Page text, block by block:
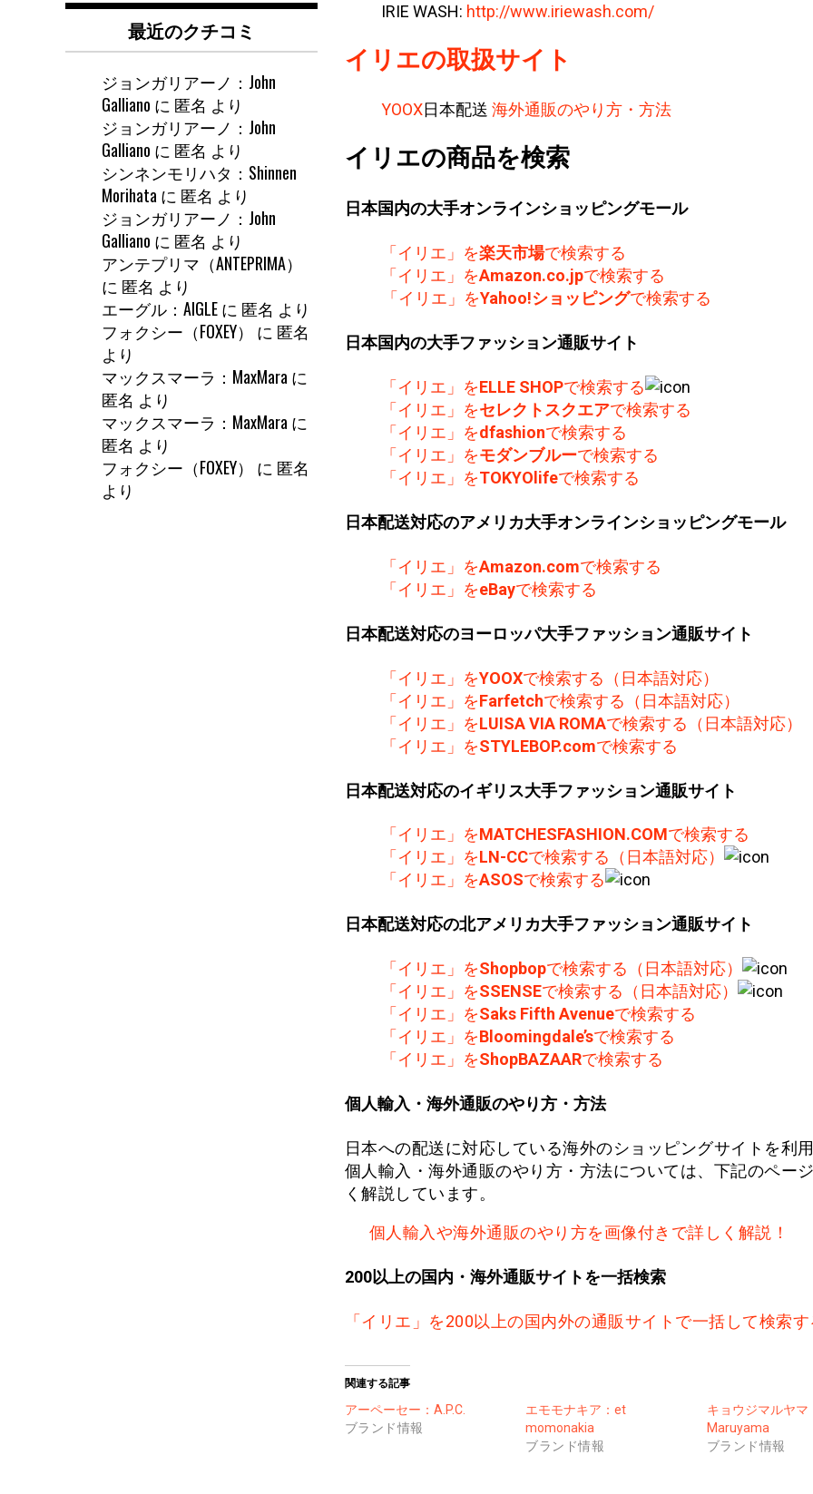
IRIE WASH: http://www.iriewash.com/
イリエの取扱サイト
YOOX日本配送 海外通販のやり方・方法
イリエの商品を検索
日本国内の大手オンラインショッピングモール
「イリエ」を楽天市場で検索する
「イリエ」をAmazon.co.jpで検索する
「イリエ」をYahoo!ショッピングで検索する
日本国内の大手ファッション通販サイト
「イリエ」をELLE SHOPで検索する
「イリエ」をセレクトスクエアで検索する
「イリエ」をdfashionで検索する
「イリエ」をモダンブルーで検索する
「イリエ」をTOKYOlifeで検索する
日本配送対応のアメリカ大手オンラインショッピングモール
「イリエ」をAmazon.comで検索する
「イリエ」をeBayで検索する
日本配送対応のヨーロッパ大手ファッション通販サイト
「イリエ」をYOOXで検索する（日本語対応）
「イリエ」をFarfetchで検索する（日本語対応）
「イリエ」をLUISA VIA ROMAで検索する（日本語対応）
「イリエ」をSTYLEBOP.comで検索する
日本配送対応のイギリス大手ファッション通販サイト
「イリエ」をMATCHESFASHION.COMで検索する
「イリエ」をLN-CCで検索する（日本語対応）
「イリエ」をASOSで検索する
日本配送対応の北アメリカ大手ファッション通販サイト
「イリエ」をShopbopで検索する（日本語対応）
「イリエ」をSSENSEで検索する（日本語対応）
「イリエ」をSaks Fifth Avenueで検索する
「イリエ」をBloomingdale’sで検索する
「イリエ」をShopBAZAARで検索する
個人輸入・海外通販のやり方・方法
日本への配送に対応している海外のショッピングサイトを利用
個人輸入・海外通販のやり方・方法については、下記のペー
く解説しています。
個人輸入や海外通販のやり方を画像付きで詳しく解説！
200以上の国内・海外通販サイトを一括検索
「イリエ」を200以上の国内外の通販サイトで一括して検索す
関連する記事
アーペーセー：A.P.C.
ブランド情報
エモモナキア：et
momonakia
ブランド情報
キョウジマルヤマ
Maruyama
ブランド情報
最近のクチコミ
ジョンガリアーノ：John
Galliano に 匿名 より
ジョンガリアーノ：John
Galliano に 匿名 より
シンネンモリハタ：Shinnen
Morihataに 匿名 より
ジョンガリアーノ：John
Galliano に 匿名 より
アンテプリマ（ANTEPRIMA）
に 匿名 より
エーグル：AIGLEに 匿名 より
フォクシー（FOXEY）
に 匿名
より
マックスマーラ：MaxMaraに
匿名 より
マックスマーラ：MaxMaraに
匿名 より
フォクシー（FOXEY）
に 匿名
より